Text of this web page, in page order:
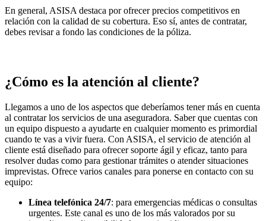
En general, ASISA destaca por ofrecer precios competitivos en
relación con la calidad de su cobertura. Eso sí, antes de contratar,
debes revisar a fondo las condiciones de la póliza.
¿Cómo es la atención al cliente?
Llegamos a uno de los aspectos que deberíamos tener más en cuenta
al contratar los servicios de una aseguradora. Saber que cuentas con
un equipo dispuesto a ayudarte en cualquier momento es primordial
cuando te vas a vivir fuera. Con ASISA, el servicio de atención al
cliente está diseñado para ofrecer soporte ágil y eficaz, tanto para
resolver dudas como para gestionar trámites o atender situaciones
imprevistas. Ofrece varios canales para ponerse en contacto con su
equipo:
Línea telefónica 24/7: para emergencias médicas o consultas
urgentes. Este canal es uno de los más valorados por su